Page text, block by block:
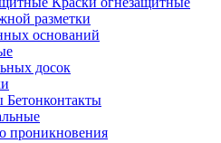
разметки
оснований
досок
Бетонконтакты
проникновения